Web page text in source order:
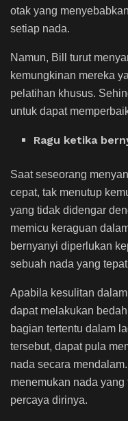
otak yang
setiap nada.
Namun, Bill turut
kemungkinan mereka
pelatihan khusus.
untuk dapat
Ragu ketika
Saat seseorang
cepat, tak menutup
yang tidak didengar
memicu keraguan
bernyanyi diperlukan
sebuah nada yang
Apabila kesulitan
dapat melakukan
bagian tertentu dalam
tersebut, dapat pula
nada secara
menemukan nada
percaya dirinya.